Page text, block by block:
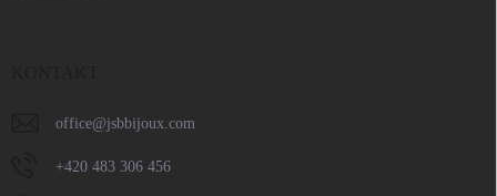
office@jsbbijoux.com
+420 483 306 456